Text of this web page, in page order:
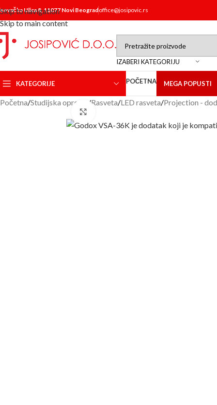
Skip to navigation
Skip to main content
Ulica 8, 11077 Novi Beogradoffice@josipovic.rs
IZABERI KATEGORIJU
KATEGORIJE POČETNA MEGA POPUSTI
Početna/Studijska oprema /Rasveta/LED rasveta/Projection -